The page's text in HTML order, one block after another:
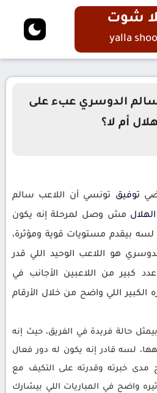
شوت
yalla
الدوسري عبء على
أم لا؟
توفيق تونسي أن اللاعب سالم
الهلال مش وصل لمرحلة إنه يكون
بيقدم مستويات قوية ومؤثرة،
هو اللاعب الوحيد اللي قدر
كبير من اللاعبين الأجانب في
الكبير اللي واضح من خلال الأرقام
حالة فريدة في الفريق، حيث إنه
لسه قادر إنه يكون له دور فعال
مدى خبرته وقدرته على التكيف مع
واضح في المباريات اللي بيشارك